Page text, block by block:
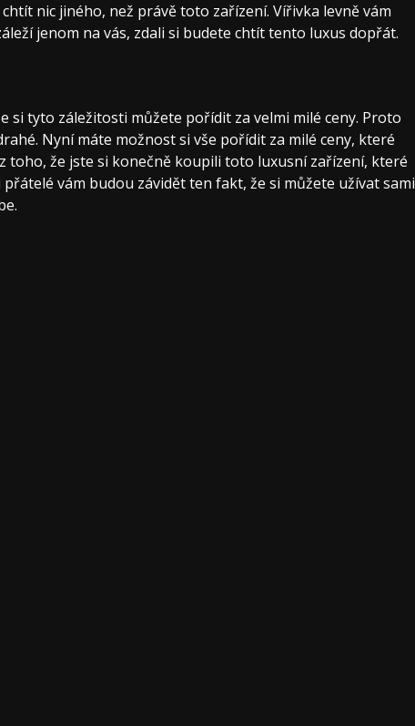
nic jiného, než právě toto zařízení. Vířivka levněvám
jenom na vás, zdali si budete chtít tento luxus dopřát.
tyto záležitosti můžete pořídit za velmi milé ceny. Proto
Nyní máte možnost si vše pořídit za milé ceny, které
toho, že jste si konečně koupili toto luxusní zařízení, které
vám budou závidět ten fakt, že si můžete užívat sami